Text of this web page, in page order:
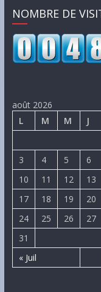
NOMBRE DE
août 2026
L
M M J
« Juil
3
4 5 6
10
11 12 13
17
18 19 20
24
25 26 27
31